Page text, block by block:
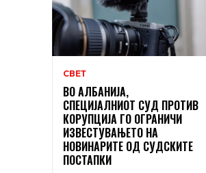
СВЕТ
ВО АЛБАНИЈА,
СПЕЦИЈАЛНИОТ СУД ПРОТИВ
КОРУПЦИЈА ГО ОГРАНИЧИ
ИЗВЕСТУВАЊЕТО НА
НОВИНАРИТЕ ОД СУДСКИТЕ
ПОСТАПКИ